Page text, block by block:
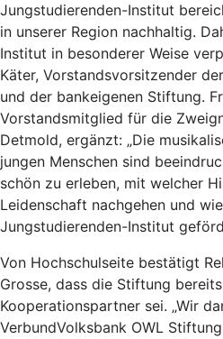
Jungstudierenden-Institut
in unserer Region nachhaltig.
Institut in besonderer Weise
Käter, Vorstandsvorsitzender
und der bankeigenen Stiftung.
Vorstandsmitglied für die
Detmold, ergänzt: „Die
jungen Menschen sind
schön zu erleben, mit welcher
Leidenschaft nachgehen und
Jungstudierenden-Institut
Von Hochschulseite bestätigt
Grosse, dass die Stiftung
Kooperationspartner sei. „Wir
VerbundVolksbank OWL